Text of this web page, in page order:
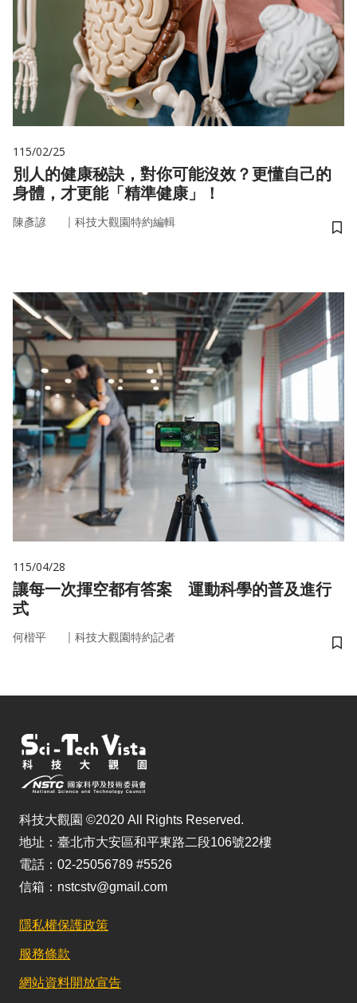
115/02/25
別人的健康秘訣，對你可能沒效？更懂自己的
身體，才更能「精準健康」！
陳彥諺 ｜ 科技大觀園特約編輯
儲
115/04/28
讓每一次揮空都有答案 運動科學的普及進行
式
何楷平 ｜ 科技大觀園特約記者
儲
科技大觀園 ©2020 All Rights Reserved.
地址：臺北市大安區和平東路二段106號22樓
電話：02-25056789 #5526
信箱：nstcstv@gmail.com
隱私權保護政策
服務條款
網站資料開放宣告